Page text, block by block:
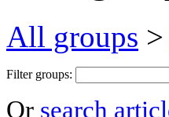
All groups >
Filter groups:
Or search